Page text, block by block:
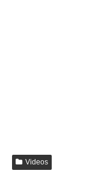
Videos